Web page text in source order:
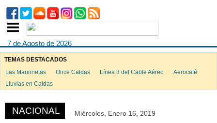
7 de Agosto de 2026
TEMAS DESTACADOS
Las Marionetas
Once Caldas Línea 3 del Cable Aéreo
Aerocafé
Lluvias en Caldas
NACIONAL Miércoles, Enero 16, 2019